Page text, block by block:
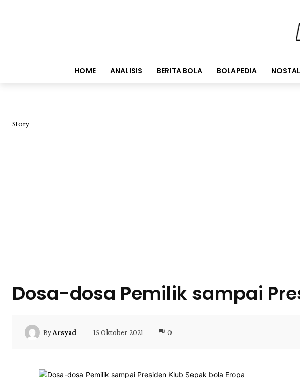
HOME ANALISIS BERITA BOLA BOLAPEDIA
Story
Dosa-dosa Pemilik sampai
ByArsyad 15 Oktober 2021 0